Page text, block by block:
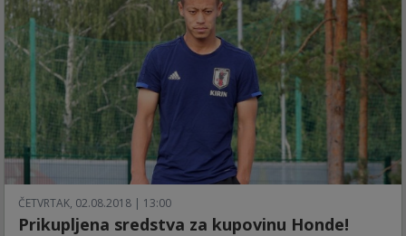
ČETVRTAK, 02.08.2018 | 13:00
Prikupljena sredstva za kupovinu Honde!